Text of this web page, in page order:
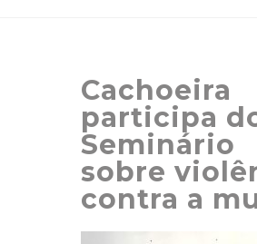
Cachoeira
participa
Seminário
sobre
contra a